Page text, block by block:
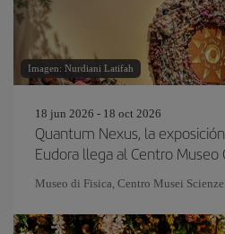
Imagen: Nurdiani Latifah
18 jun 2026 - 18 oct 2026
Quantum Nexus, la
Eudora llega al Centro Museo
Museo di Fisica, Centro Musei